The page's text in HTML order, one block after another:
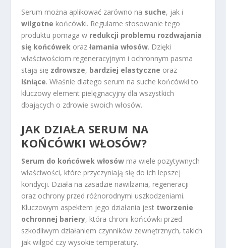
Serum można aplikować zarówno na suche, jak i
wilgotne końcówki. Regularne stosowanie tego
produktu pomaga w redukcji problemu rozdwajania
się końcówek orazłamania włosów. Dzięki
właściwościom regeneracyjnym i ochronnym pasma
stają się zdrowsze, bardziej elastyczne oraz
lśniące. Właśnie dlatego serum na suche końcówki to
kluczowy element pielęgnacyjny dla wszystkich
dbających o zdrowie swoich włosów.
JAK DZIAŁA SERUM NA
KOŃCÓWKI WŁOSÓW?
Serum do końcówek włosów ma wiele pozytywnych
właściwości, które przyczyniają się do ich lepszej
kondycji. Działa na zasadzie nawilżania, regeneracji
oraz ochrony przed różnorodnymi uszkodzeniami.
Kluczowym aspektem jego działania jest tworzenie
ochronnej bariery, która chroni końcówki przed
szkodliwym działaniem czynników zewnętrznych, takich
jak wilgoć czy wysokie temperatury.